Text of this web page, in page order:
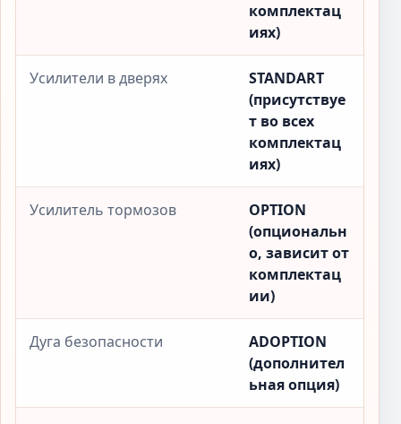
комплектац
иях)
Усилители в дверях
STANDART
(присутствуе
т во всех
комплектац
иях)
Усилитель тормозов
OPTION
(опциональн
о, зависит от
комплектац
ии)
Дуга безопасности
ADOPTION
(дополнител
ьная опция)